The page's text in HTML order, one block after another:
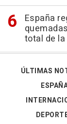
España
total de la
ÚLTIMAS